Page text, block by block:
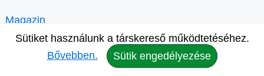
Magazin
Sütiket használunk a társkereső működtetéséhez.
Bővebben.
Sütik engedélyezése